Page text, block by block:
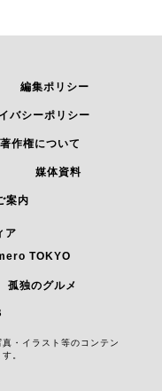
バシーポリシー
著作権について
案内